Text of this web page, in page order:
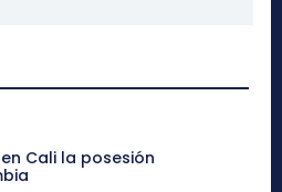
Cali la posesión